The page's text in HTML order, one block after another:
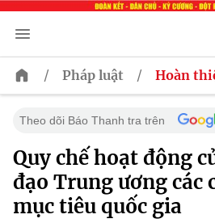
/ Pháp luật / Hoàn
Theo dõi Báo Thanh tra trên
Quy chế hoạt động
đạo Trung ương các
mục tiêu quốc gia